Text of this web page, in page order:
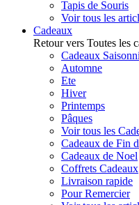
Tapis de Souris
Voir tous les
Cadeaux
Retour vers Toutes les
Cadeaux
Automne
Ete
Hiver
Printemps
Pâques
Voir tous les
Cadeaux de Fin
Cadeaux de Noel
Coffrets Cadeaux
Livraison rapide
Pour Remercier